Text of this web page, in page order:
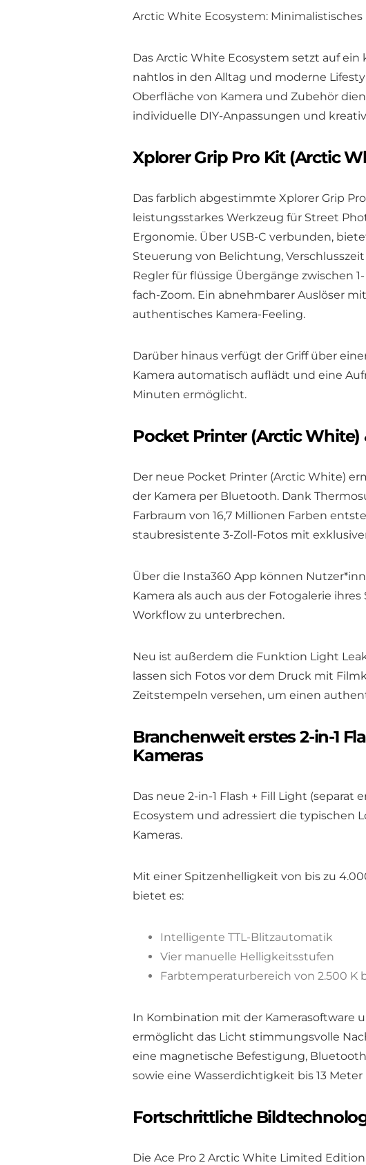
Arctic White Ecosystem:
Das Arctic White Ecosystem setzt auf ein
nahtlos in den Alltag und moderne
Oberfläche von Kamera und Zubehör
individuelle DIY-Anpassungen und
Xplorer Grip Pro Kit (Arctic
Das farblich abgestimmte Xplorer Grip
leistungsstarkes Werkzeug für Street
Ergonomie. Über USB-C verbunden,
Steuerung von Belichtung,
Regler für flüssige Übergänge zwischen
fach-Zoom. Ein abnehmbarer Auslöser
authentisches Kamera-Feeling.
Darüber hinaus verfügt der Griff über
Kamera automatisch auflädt und eine
Minuten ermöglicht.
Pocket Printer (Arctic White)
Der neue Pocket Printer (Arctic White)
der Kamera per Bluetooth. Dank
Farbraum von 16,7 Millionen Farben
staubresistente 3-Zoll-Fotos mit
Über die Insta360 App können
Kamera als auch aus der Fotogalerie
Workflow zu unterbrechen.
Neu ist außerdem die Funktion Light
lassen sich Fotos vor dem Druck mit
Zeitstempeln versehen, um einen
Branchenweit erstes 2-in-1
Kameras
Das neue 2-in-1 Flash + Fill Light
Ecosystem und adressiert die typischen
Kameras.
Mit einer Spitzenhelligkeit von bis zu
bietet es:
Intelligente TTL-Blitzautomatik
Vier manuelle Helligkeitsstufen
Farbtemperaturbereich von 2.500 K
In Kombination mit der Kamerasoftware
ermöglicht das Licht stimmungsvolle
eine magnetische Befestigung,
sowie eine Wasserdichtigkeit bis 13 Meter
Fortschrittliche
Die Ace Pro 2 Arctic White Limited